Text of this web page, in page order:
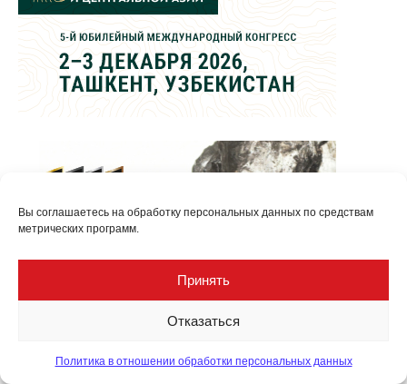
Вы соглашаетесь на обработку персональных данных по средствам
метрических программ.
Принять
Отказаться
Политика в отношении обработки персональных данных